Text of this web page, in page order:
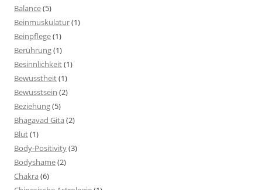
Balance(5)
Beinmuskulatur(1)
Beinpflege(1)
Berührung(1)
Besinnlichkeit(1)
Bewusstheit(1)
Bewusstsein (2)
Beziehung(5)
Bhagavad Gita(2)
Blut(1)
Body-Positivity(3)
Bodyshame(2)
Chakra(6)